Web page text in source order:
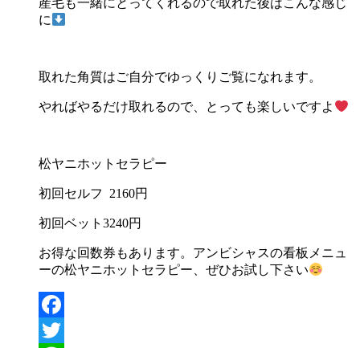
産毛も一緒にとってくれるので取れた後はこんな感じ
に
取れた角質はご自分でゆっくりご覧になれます。
やればやるだけ取れるので、とっても楽しいですよ
松ヤニホットセラピー
初回セルフ 2160円
初回ベット3240円
お得な回数券もあります。アンビシャスの看板メニュ
ーの松ヤニホットセラピー、ぜひお試し下さい
Facebook